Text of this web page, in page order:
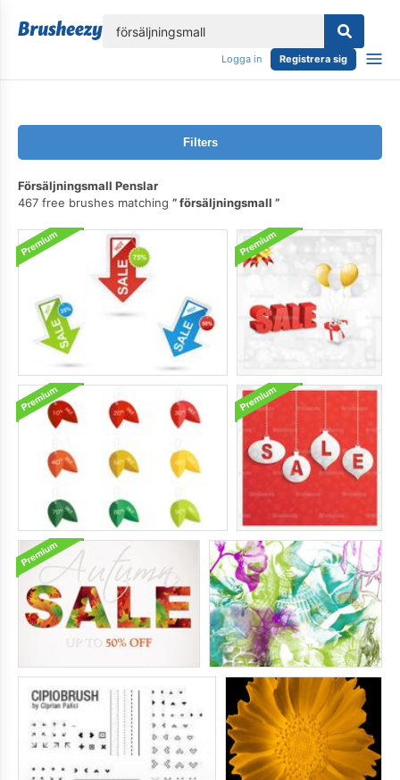
Logga in Registrera sig
Filters
Försäljningsmall Penslar
467 free brushes matching
försäljningsmall